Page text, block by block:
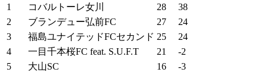
1
コバルトーレ女川 28
38
2
ブランデュー弘前FC 27
24
3
福島ユナイテッドFCセカンド 25
24
4
一目千本桜FC feat. S.U.F.T 21
-2
5
大山SC 16
-3